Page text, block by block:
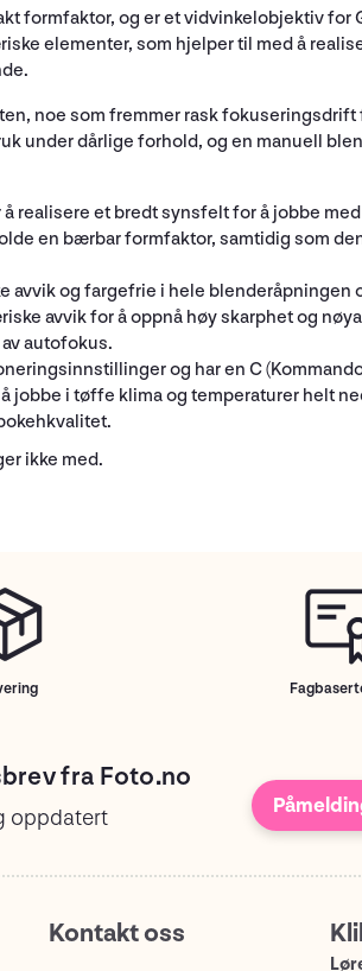
formfaktor, og er et vidvinkelobjektiv for
elementer, som hjelper til med å
noe som fremmer rask
under dårlige forhold, og en manuell
et bredt synsfelt for å jobbe
en bærbar formfaktor, samtidig som
avvik og fargefrie i hele
avvik for å oppnå høy skarphet og
autofokus.
og har en C
i tøffe klima og temperaturer helt
ikke med.
fra Foto.no
oppdatert
Kontakt oss